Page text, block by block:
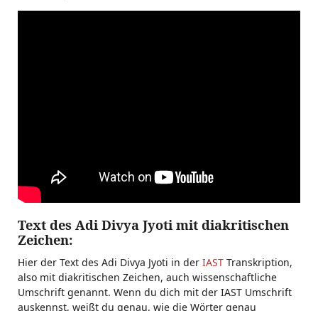
Text des Adi Divya Jyoti mit diakritischen
Zeichen:
Hier der Text des Adi Divya Jyoti in der IAST Transkription,
also mit diakritischen Zeichen, auch wissenschaftliche
Umschrift genannt. Wenn du dich mit der IAST Umschrift
auskennst, weißt du genau, wie die Wörter genau